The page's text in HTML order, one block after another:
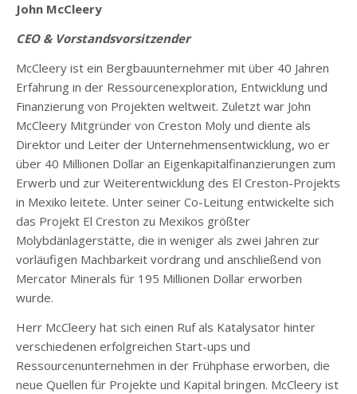
John McCleery
CEO & Vorstandsvorsitzender
McCleery ist ein Bergbauunternehmer mit über 40 Jahren
Erfahrung in der Ressourcenexploration, Entwicklung und
Finanzierung von Projekten weltweit. Zuletzt war John
McCleery Mitgründer von Creston Moly und diente als
Direktor und Leiter der Unternehmensentwicklung, wo er
über 40 Millionen Dollar an Eigenkapitalfinanzierungen zum
Erwerb und zur Weiterentwicklung des El Creston-Projekts
in Mexiko leitete. Unter seiner Co-Leitung entwickelte sich
das Projekt El Creston zu Mexikos größter
Molybdänlagerstätte, die in weniger als zwei Jahren zur
vorläufigen Machbarkeit vordrang und anschließend von
Mercator Minerals für 195 Millionen Dollar erworben
wurde.
Herr McCleery hat sich einen Ruf als Katalysator hinter
verschiedenen erfolgreichen Start-ups und
Ressourcenunternehmen in der Frühphase erworben, die
neue Quellen für Projekte und Kapital bringen. McCleery ist